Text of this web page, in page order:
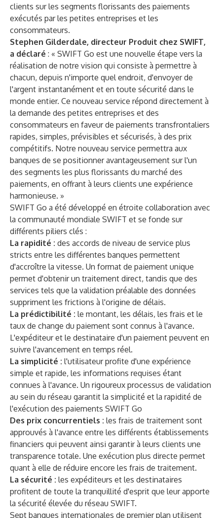
clients sur les segments florissants des paiements
exécutés par les petites entreprises et les
consommateurs.
Stephen Gilderdale, directeur Produit chez SWIFT,
a déclaré : « SWIFT Go est une nouvelle étape vers la
réalisation de notre vision qui consiste à permettre à
chacun, depuis n'importe quel endroit, d'envoyer de
l'argent instantanément et en toute sécurité dans le
monde entier. Ce nouveau service répond directement à
la demande des petites entreprises et des
consommateurs en faveur de paiements transfrontaliers
rapides, simples, prévisibles et sécurisés, à des prix
compétitifs. Notre nouveau service permettra aux
banques de se positionner avantageusement sur l'un
des segments les plus florissants du marché des
paiements, en offrant à leurs clients une expérience
harmonieuse. »
SWIFT Go a été développé en étroite collaboration avec
la communauté mondiale SWIFT et se fonde sur
différents piliers clés :
La rapidité : des accords de niveau de service plus
stricts entre les différentes banques permettent
d'accroître la vitesse. Un format de paiement unique
permet d'obtenir un traitement direct, tandis que des
services tels que la validation préalable des données
suppriment les frictions à l'origine de délais.
La prédictibilité : le montant, les délais, les frais et le
taux de change du paiement sont connus à l'avance.
L'expéditeur et le destinataire d'un paiement peuvent en
suivre l'avancement en temps réel.
La simplicité : l'utilisateur profite d'une expérience
simple et rapide, les informations requises étant
connues à l'avance. Un rigoureux processus de validation
au sein du réseau garantit la simplicité et la rapidité de
l'exécution des paiements SWIFT Go
Des prix concurrentiels : les frais de traitement sont
approuvés à l'avance entre les différents établissements
financiers qui peuvent ainsi garantir à leurs clients une
transparence totale. Une exécution plus directe permet
quant à elle de réduire encore les frais de traitement.
La sécurité : les expéditeurs et les destinataires
profitent de toute la tranquillité d'esprit que leur apporte
la sécurité élevée du réseau SWIFT.
Sept banques internationales de premier plan utilisent